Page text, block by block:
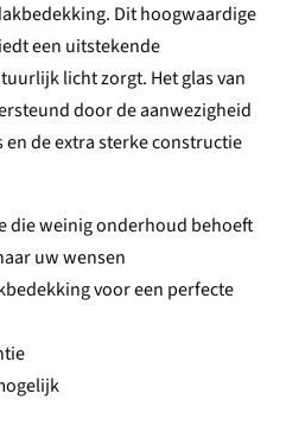
Dit hoogwaardige
een uitstekende
licht zorgt. Het glas van
door de aanwezigheid
en de extra sterke constructie
die weinig onderhoud behoeft
uw wensen
voor een perfecte